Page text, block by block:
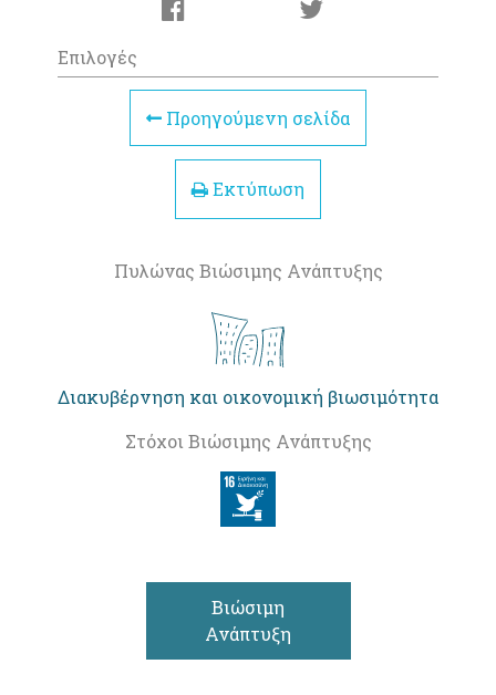
Επιλογές
Προηγούμενη σελίδα
Εκτύπωση
Πυλώνας Βιώσιμης Ανάπτυξης
Διακυβέρνηση και οικονομική βιωσιμότητα
Στόχοι Βιώσιμης Ανάπτυξης
Βιώσιμη
Ανάπτυξη